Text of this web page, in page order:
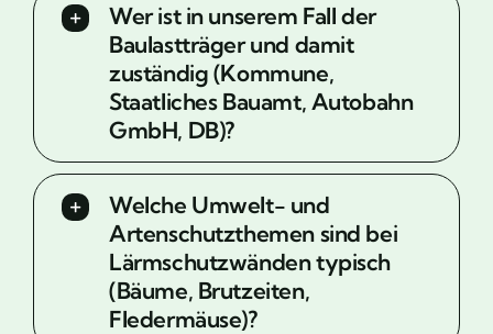
Wer ist in unserem Fall der
Baulastträger und damit
zuständig (Kommune,
Staatliches Bauamt, Autobahn
GmbH, DB)?
Welche Umwelt- und
Artenschutzthemen sind bei
Lärmschutzwänden typisch
(Bäume, Brutzeiten,
Fledermäuse)?